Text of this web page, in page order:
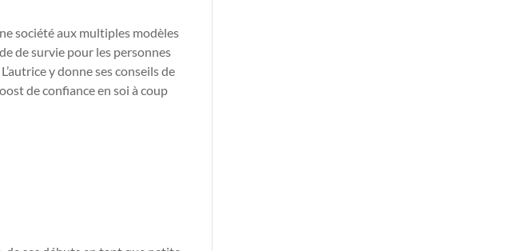
société aux multiples modèles
de survie pour les personnes
y donne ses conseils de
de confiance en soi à coup